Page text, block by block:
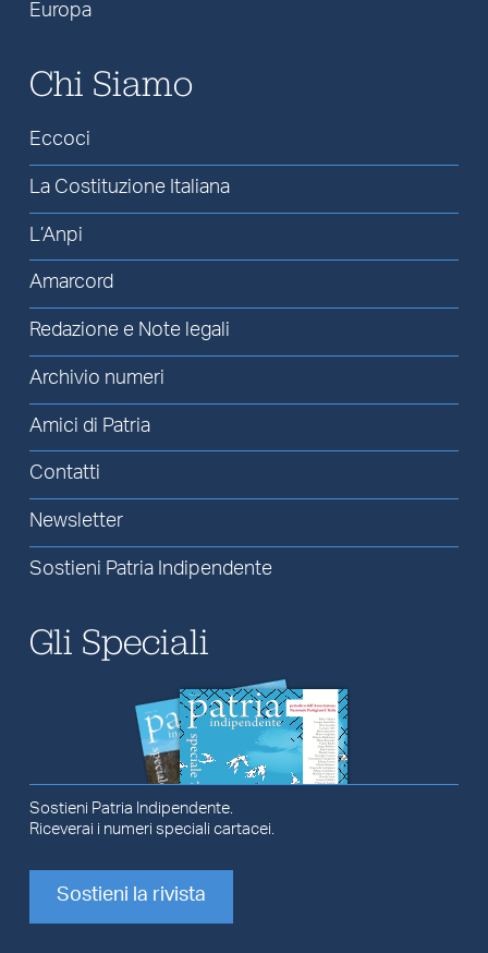
Europa
Chi Siamo
Eccoci
La Costituzione Italiana
L’Anpi
Amarcord
Redazione e Note legali
Archivio numeri
Amici di Patria
Contatti
Newsletter
Sostieni Patria Indipendente
Gli Speciali
Sostieni Patria Indipendente.
Riceverai i numeri speciali cartacei.
Sostieni la rivista